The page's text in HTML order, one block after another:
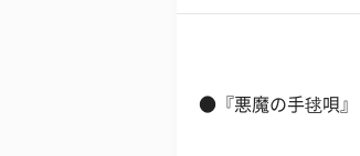
●『悪魔の手毬唄』